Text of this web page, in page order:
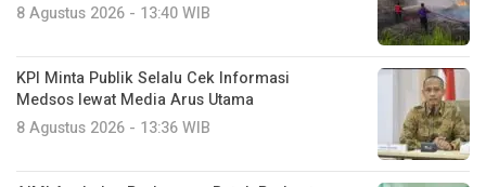
8 Agustus 2026 - 13:40 WIB
KPI Minta Publik Selalu Cek Informasi
Medsos lewat Media Arus Utama
8 Agustus 2026 - 13:36 WIB